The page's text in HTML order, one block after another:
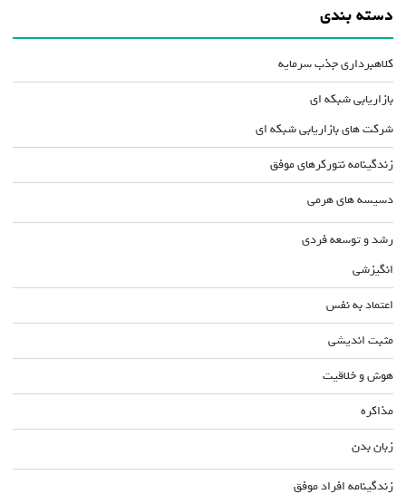
دسته بندی
کلاهبرداری جذب سرمایه
بازاریابی شبکه ای
شرکت های بازاریابی شبکه ای
زندگینامه نتورکرهای موفق
دسیسه های هرمی
رشد و توسعه فردی
انگیزشی
اعتماد به نفس
مثبت اندیشی
هوش و خلاقیت
مذاکره
زبان بدن
زندگینامه افراد موفق